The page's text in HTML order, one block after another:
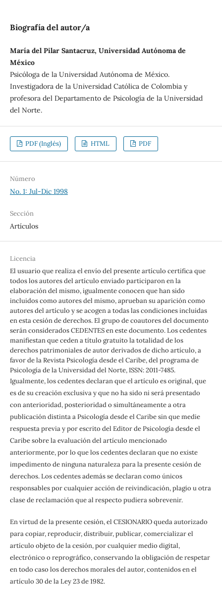
Biografía del autor/a
María del Pilar Santacruz, Universidad Autónoma de
México
Psicóloga de la Universidad Autónoma de México.
Investigadora de la Universidad Católica de Colombia y
profesora del Departamento de Psicología de la Universidad
del Norte.
PDF (Inglés) HTML PDF
Número
No. 1: Jul-Dic 1998
Sección
Artículos
Licencia
El usuario que realiza el envío del presente artículo certifica que
todos los autores del artículo enviado participaron en la
elaboración del mismo, igualmente conocen que han sido
incluidos como autores del mismo, aprueban su aparición como
autores del artículo y se acogen a todas las condiciones incluidas
en esta cesión de derechos. El grupo de coautores del documento
serán considerados CEDENTES en este documento. Los cedentes
manifiestan que ceden a título gratuito la totalidad de los
derechos patrimoniales de autor derivados de dicho artículo, a
favor de la Revista Psicología desde el Caribe, del programa de
Psicología de la Universidad del Norte, ISSN: 2011-7485.
Igualmente, los cedentes declaran que el artículo es original, que
es de su creación exclusiva y que no ha sido ni será presentado
con anterioridad, posterioridad o simultáneamente a otra
publicación distinta a Psicología desde el Caribe sin que medie
respuesta previa y por escrito del Editor de Psicología desde el
Caribe sobre la evaluación del artículo mencionado
anteriormente, por lo que los cedentes declaran que no existe
impedimento de ninguna naturaleza para la presente cesión de
derechos. Los cedentes además se declaran como únicos
responsables por cualquier acción de reivindicación, plagio u otra
clase de reclamación que al respecto pudiera sobrevenir.
En virtud de la presente cesión, el CESIONARIO queda autorizado
para copiar, reproducir, distribuir, publicar, comercializar el
artículo objeto de la cesión, por cualquier medio digital,
electrónico o reprográfico, conservando la obligación de respetar
en todo caso los derechos morales del autor, contenidos en el
artículo 30 de la Ley 23 de 1982.